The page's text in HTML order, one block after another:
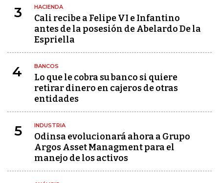
3 HACIENDA
Cali recibe a Felipe VI e Infantino
antes de la posesión de Abelardo De la
Espriella
4 BANCOS
Lo que le cobra su banco si quiere
retirar dinero en cajeros de otras
entidades
5 INDUSTRIA
Odinsa evolucionará ahora a Grupo
Argos Asset Managment para el
manejo de los activos